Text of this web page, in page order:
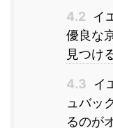
4.2
イ
優良な
見つけ
4.3
イ
ュバッ
るのが